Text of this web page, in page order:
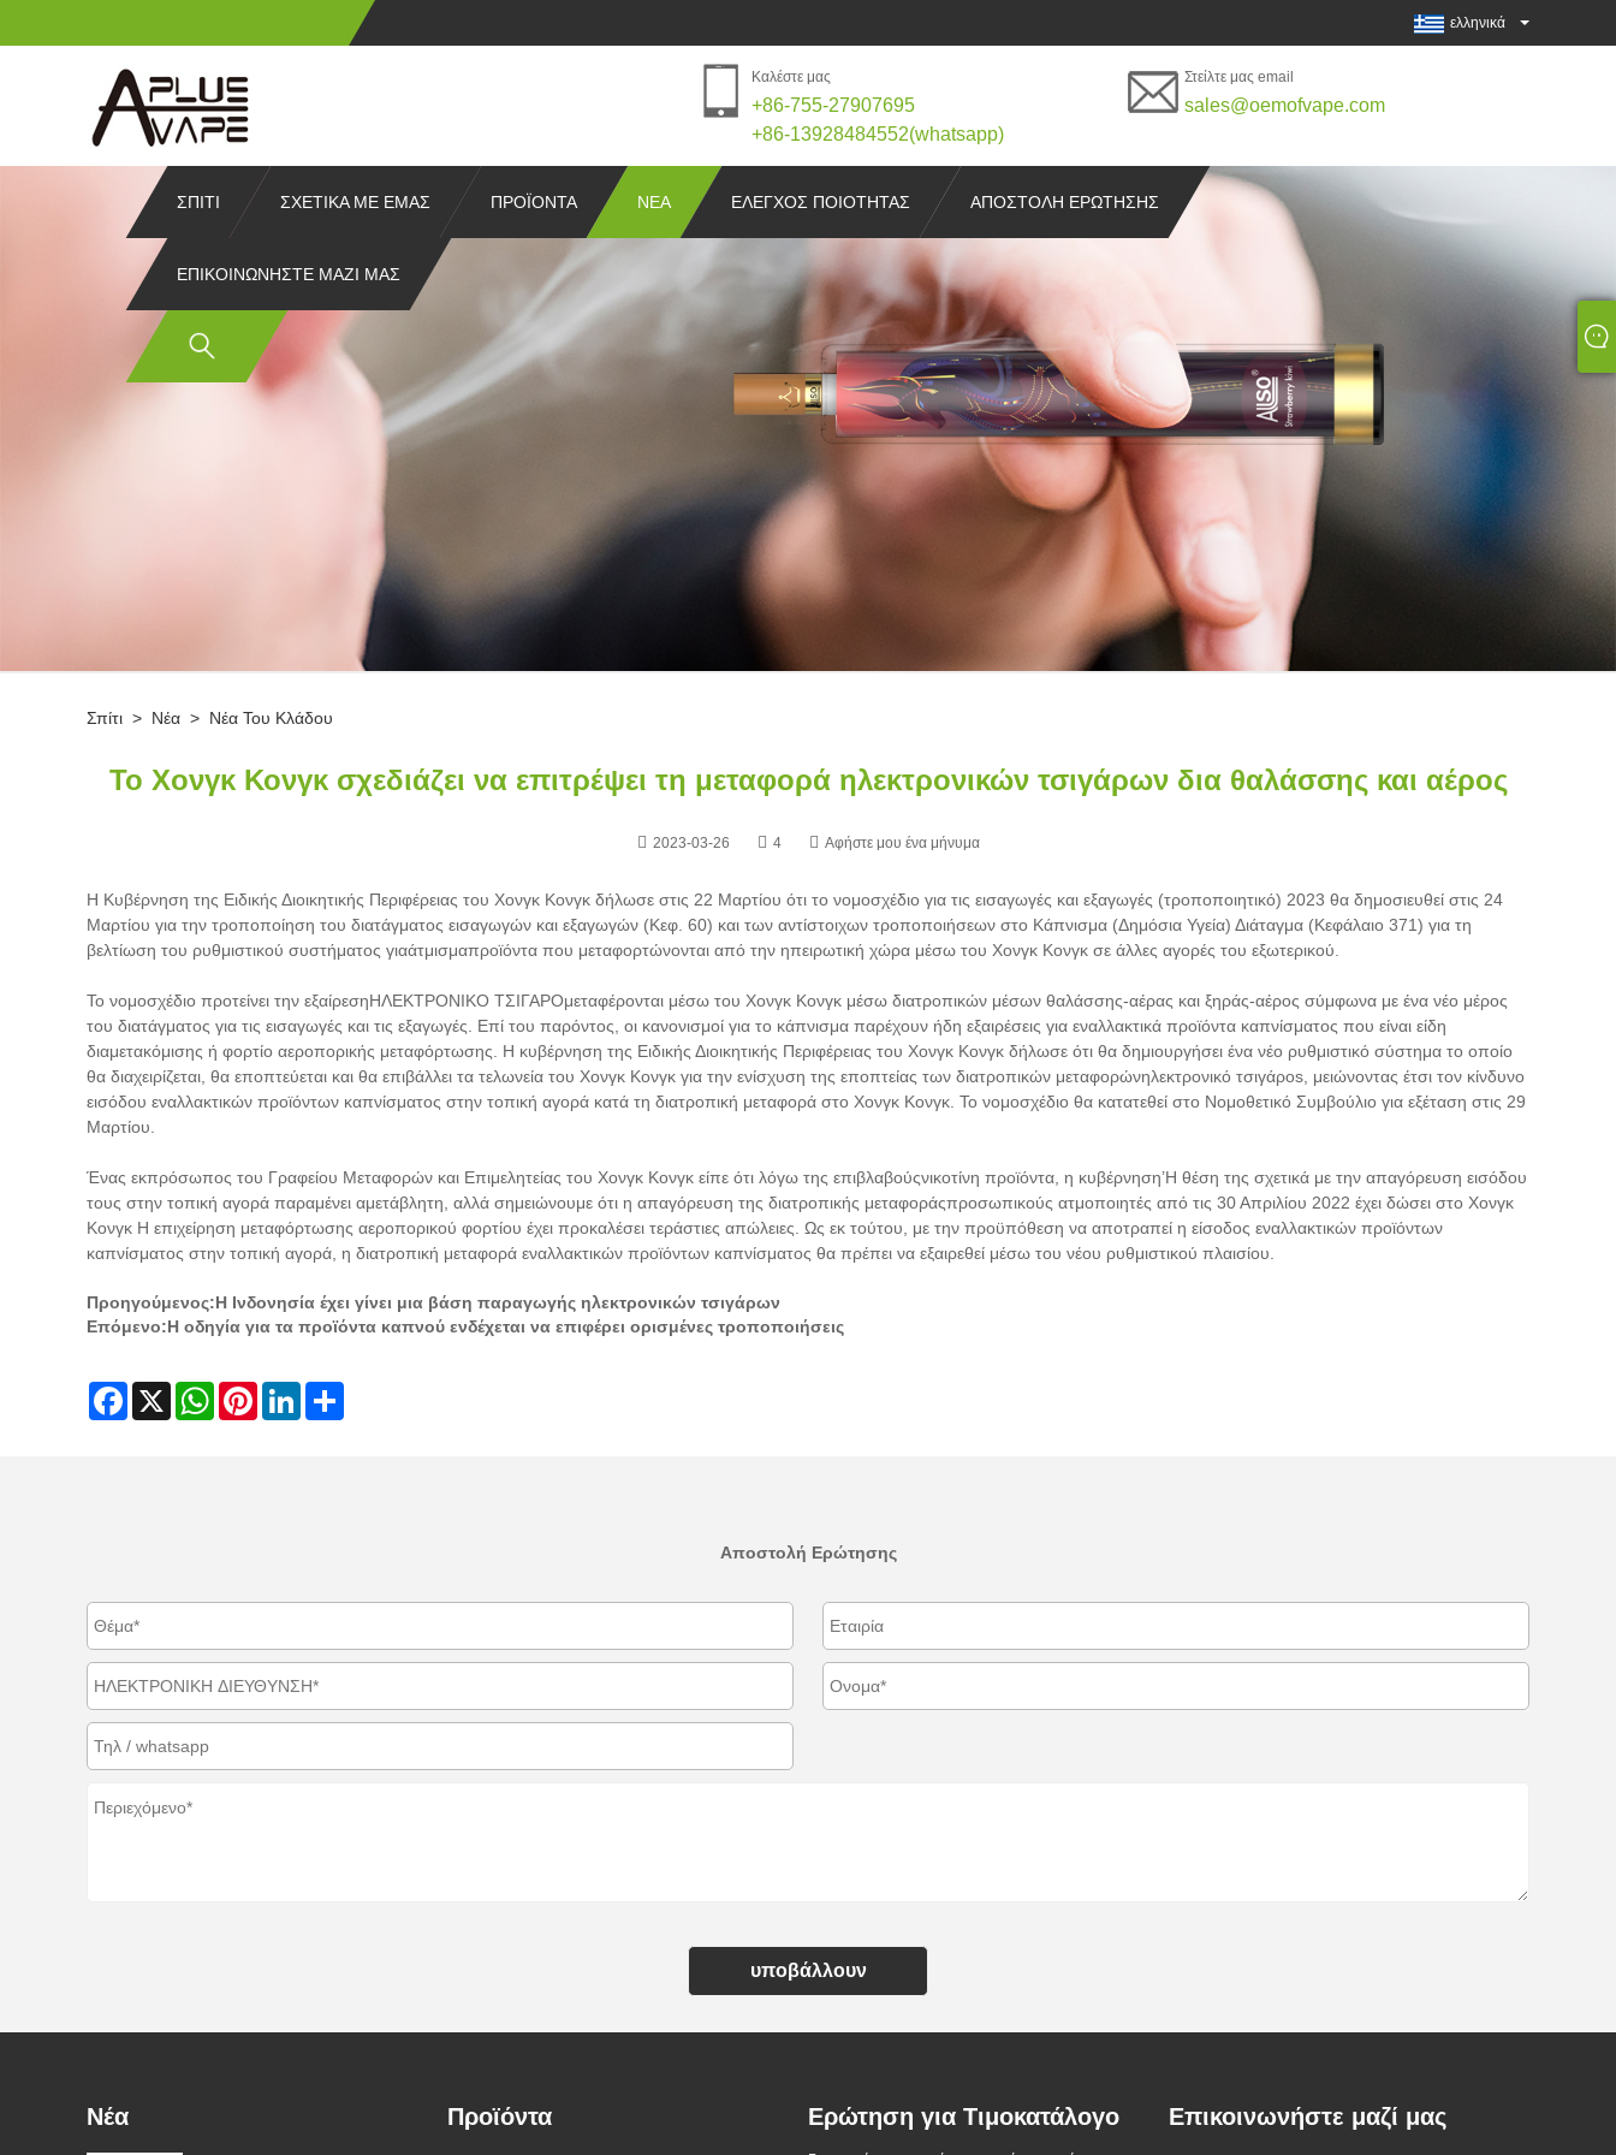
ελληνικά
Καλέστε μας
+86-755-27907695
+86-13928484552(whatsapp)
Στείλτε μας email
sales@oemofvape.com
ΣΠΊΤΙ ΣΧΕΤΙΚΆ ΜΕ ΕΜΆΣ ΠΡΟΪΌΝΤΑ ΝΈΑ ΕΛΕΓΧΟΣ ΠΟΙΌΤΗΤΑΣ ΑΠΟΣΤΟΛΉ ΕΡΏΤΗΣΗΣ
ΕΠΙΚΟΙΝΩΝΉΣΤΕ ΜΑΖΊ ΜΑΣ
Σπίτι > Νέα > Νέα Του Κλάδου
Το Χονγκ Κονγκ σχεδιάζει να επιτρέψει τη μεταφορά ηλεκτρονικών τσιγάρων δια θαλάσσης και αέρος
2023-03-26 4 Αφήστε μου ένα μήνυμα
Η Κυβέρνηση της Ειδικής Διοικητικής Περιφέρειας του Χονγκ Κονγκ δήλωσε στις 22 Μαρτίου ότι το νομοσχέδιο για τις εισαγωγές και εξαγωγές (τροποποιητικό) 2023 θα δημοσιευθεί στις 24
Μαρτίου για την τροποποίηση του διατάγματος εισαγωγών και εξαγωγών (Κεφ. 60) και των αντίστοιχων τροποποιήσεων στο Κάπνισμα (Δημόσια Υγεία) Διάταγμα (Κεφάλαιο 371) για τη
βελτίωση του ρυθμιστικού συστήματος γιαάτμισμαπροϊόντα που μεταφορτώνονται από την ηπειρωτική χώρα μέσω του Χονγκ Κονγκ σε άλλες αγορές του εξωτερικού.
Το νομοσχέδιο προτείνει την εξαίρεσηΗΛΕΚΤΡΟΝΙΚΟ ΤΣΙΓΑΡΟμεταφέρονται μέσω του Χονγκ Κονγκ μέσω διατροπικών μέσων θαλάσσης-αέρας και ξηράς-αέρος σύμφωνα με ένα νέο μέρος
του διατάγματος για τις εισαγωγές και τις εξαγωγές. Επί του παρόντος, οι κανονισμοί για το κάπνισμα παρέχουν ήδη εξαιρέσεις για εναλλακτικά προϊόντα καπνίσματος που είναι είδη
διαμετακόμισης ή φορτίο αεροπορικής μεταφόρτωσης. Η κυβέρνηση της Ειδικής Διοικητικής Περιφέρειας του Χονγκ Κονγκ δήλωσε ότι θα δημιουργήσει ένα νέο ρυθμιστικό σύστημα το οποίο
θα διαχειρίζεται, θα εποπτεύεται και θα επιβάλλει τα τελωνεία του Χονγκ Κονγκ για την ενίσχυση της εποπτείας των διατροπικών μεταφορώνηλεκτρονικό τσιγάροs, μειώνοντας έτσι τον κίνδυνο
εισόδου εναλλακτικών προϊόντων καπνίσματος στην τοπική αγορά κατά τη διατροπική μεταφορά στο Χονγκ Κονγκ. Το νομοσχέδιο θα κατατεθεί στο Νομοθετικό Συμβούλιο για εξέταση στις 29
Μαρτίου.
Ένας εκπρόσωπος του Γραφείου Μεταφορών και Επιμελητείας του Χονγκ Κονγκ είπε ότι λόγω της επιβλαβούςνικοτίνη προϊόντα, η κυβέρνηση’Η θέση της σχετικά με την απαγόρευση εισόδου
τους στην τοπική αγορά παραμένει αμετάβλητη, αλλά σημειώνουμε ότι η απαγόρευση της διατροπικής μεταφοράςπροσωπικούς ατμοποιητές από τις 30 Απριλίου 2022 έχει δώσει στο Χονγκ
Κονγκ Η επιχείρηση μεταφόρτωσης αεροπορικού φορτίου έχει προκαλέσει τεράστιες απώλειες. Ως εκ τούτου, με την προϋπόθεση να αποτραπεί η είσοδος εναλλακτικών προϊόντων
καπνίσματος στην τοπική αγορά, η διατροπική μεταφορά εναλλακτικών προϊόντων καπνίσματος θα πρέπει να εξαιρεθεί μέσω του νέου ρυθμιστικού πλαισίου.
Προηγούμενος:Η Ινδονησία έχει γίνει μια βάση παραγωγής ηλεκτρονικών τσιγάρων
Επόμενο:Η οδηγία για τα προϊόντα καπνού ενδέχεται να επιφέρει ορισμένες τροποποιήσεις
Facebook WhatsAppPinterestLinkedIn
Αποστολή Ερώτησης
υποβάλλουν
Νέα Προϊόντα Ερώτηση για Τιμοκατάλογο Επικοινωνήστε μαζί μας